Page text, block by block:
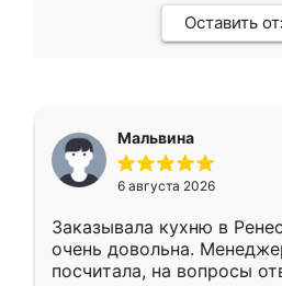
Оставить
Мальвина
6 августа 2026
Заказывала кухню в
очень довольна.
посчитала, на вопросы